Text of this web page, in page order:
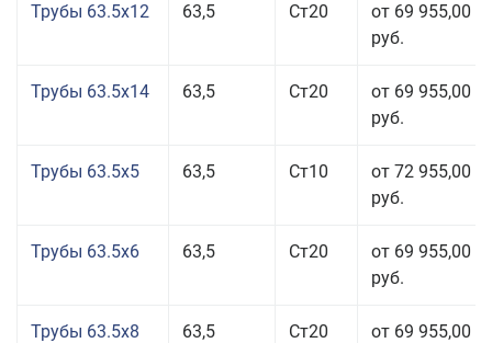
Трубы 63.5x12 63,5 Ст20
от 69 955,00
руб.
Трубы 63.5x14 63,5 Ст20
от 69 955,00
руб.
Трубы 63.5x5 63,5 Ст10
от 72 955,00
руб.
Трубы 63.5x6 63,5 Ст20
от 69 955,00
руб.
Трубы 63.5x8 63,5 Ст20
от 69 955,00